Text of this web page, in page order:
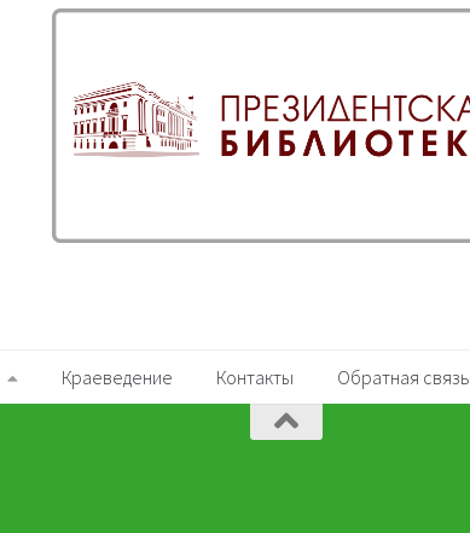
Краеведение Контакты Обратная связь